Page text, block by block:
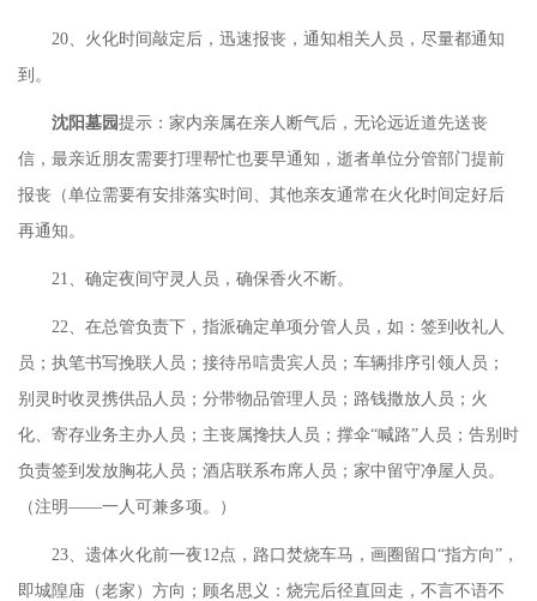
20、火化时间敲定后，迅速报丧，通知相关人员，尽量都通知
到。
沈阳墓园提示：家内亲属在亲人断气后，无论远近道先送丧
信，最亲近朋友需要打理帮忙也要早通知，逝者单位分管部门提前
报丧（单位需要有安排落实时间、其他亲友通常在火化时间定好后
再通知。
21、确定夜间守灵人员，确保香火不断。
22、在总管负责下，指派确定单项分管人员，如：签到收礼人
员；执笔书写挽联人员；接待吊唁贵宾人员；车辆排序引领人员；
别灵时收灵携供品人员；分带物品管理人员；路钱撒放人员；火
化、寄存业务主办人员；主丧属搀扶人员；撑伞“喊路”人员；告别时
负责签到发放胸花人员；酒店联系布席人员；家中留守净屋人员。
（注明——一人可兼多项。）
23、遗体火化前一夜12点，路口焚烧车马，画圈留口“指方向”，
即城隍庙（老家）方向；顾名思义：烧完后径直回走，不言不语不